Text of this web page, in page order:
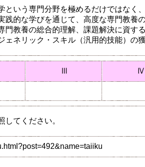
という専門分野を極めるだけではなく
践的な学びを通じて、高度な専門教養
門教養の総合的理解、課題解決に資す
ェネリック・スキル（汎用的技能）の
Ⅲ Ⅳ
てください。